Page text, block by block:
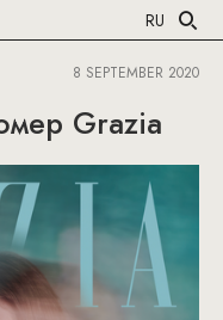
RU
8 SEPTEMBER 2020
Grazia